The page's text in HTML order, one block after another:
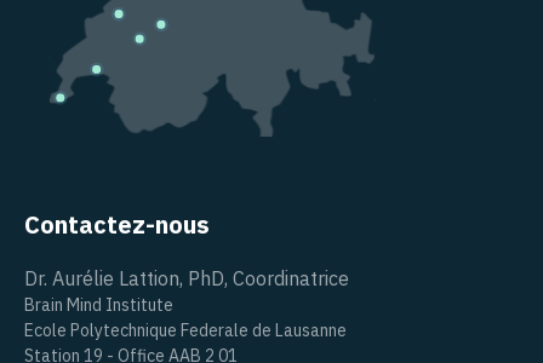
Contactez-nous
Dr. Aurélie Lattion, PhD, Coordinatrice
Brain Mind Institute
Ecole Polytechnique Federale de Lausanne
Station 19 - Office AAB 2 01